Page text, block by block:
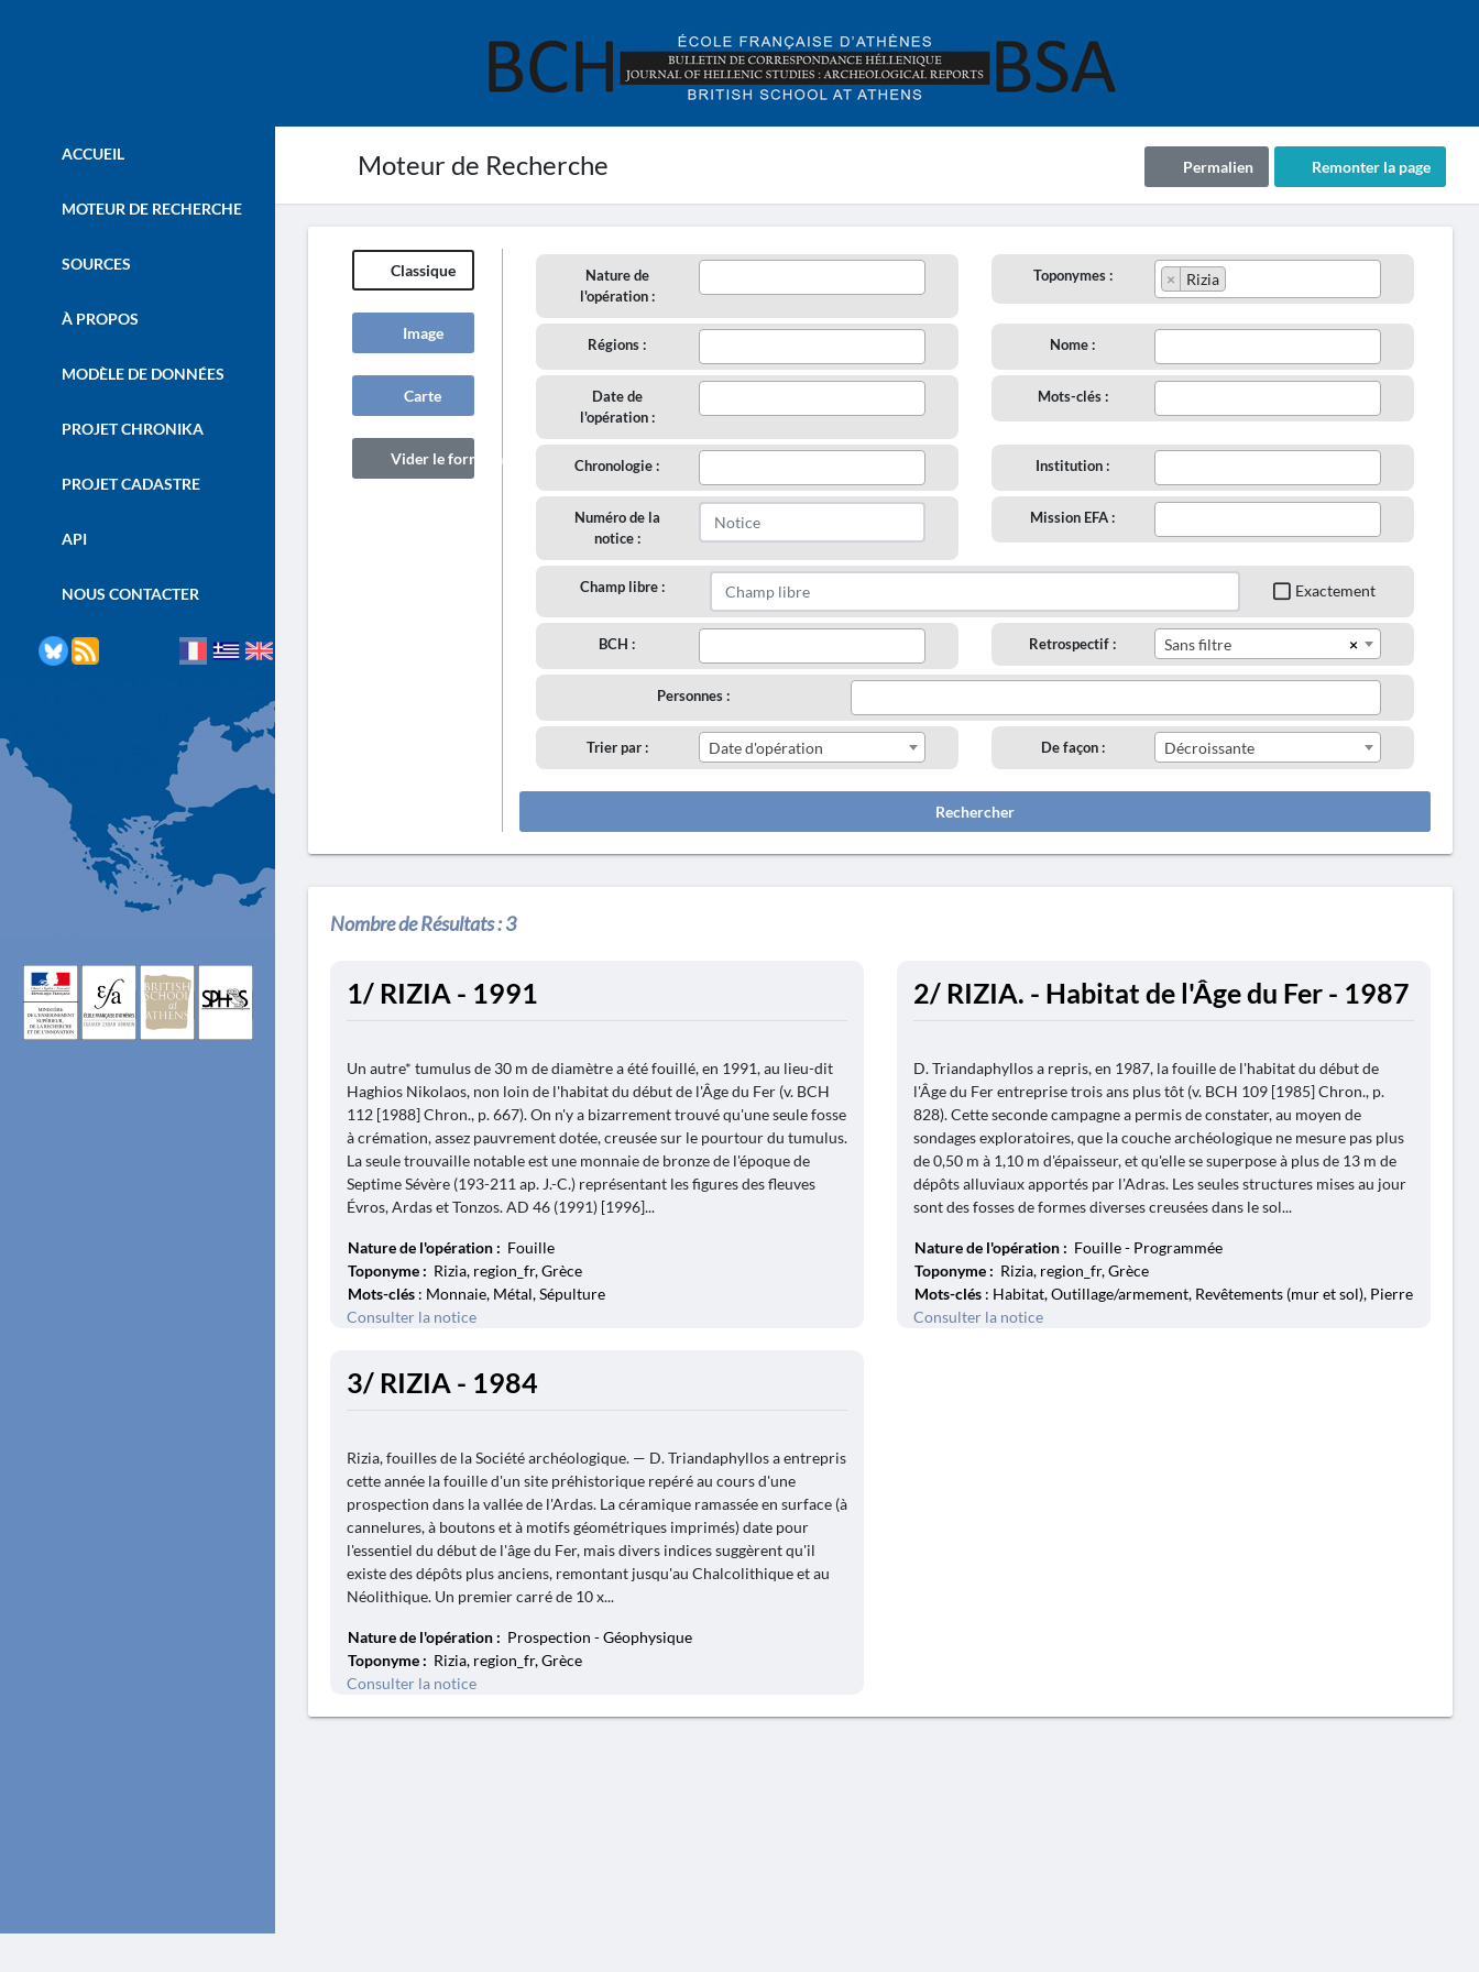
Moteur de Recherche Remonter la page
Permalien
ACCUEIL
MOTEUR DE RECHERCHE
SOURCES
À PROPOS
MODÈLE DE DONNÉES
PROJET CHRONIKA
PROJET CADASTRE
API
NOUS CONTACTER
Classique
Image
Carte
Vider le formulaire
Nature de
l'opération :
Toponymes : × Rizia
Régions : Nome :
Date de
l'opération :
Mots-clés :
Chronologie : Institution :
Numéro de la
notice :
Mission EFA :
Champ libre : Exactement
BCH : Retrospectif : ×
Sans filtre
Personnes :
Trier par : Date d'opération De façon : Décroissante
Rechercher
Nombre de Résultats :3
1/ RIZIA - 1991
Un autre* tumulus de 30 m de diamètre a été fouillé, en 1991, au lieu-dit
Haghios Nikolaos, non loin de l'habitat du début de l'Âge du Fer (v. BCH
112 [1988] Chron., p. 667). On n'y a bizarrement trouvé qu'une seule fosse
à crémation, assez pauvrement dotée, creusée sur le pourtour du tumulus.
La seule trouvaille notable est une monnaie de bronze de l'époque de
Septime Sévère (193-211 ap. J.-C.) représentant les figures des fleuves
Évros, Ardas et Tonzos. AD 46 (1991) [1996]...
Nature de l'opération : Fouille
Toponyme : Rizia, region_fr, Grèce
Mots-clés : Monnaie, Métal, Sépulture
Consulter la notice
2/ RIZIA. - Habitat de l'Âge du Fer - 1987
D. Triandaphyllos a repris, en 1987, la fouille de l'habitat du début de
l'Âge du Fer entreprise trois ans plus tôt (v. BCH 109 [1985] Chron., p.
828). Cette seconde campagne a permis de constater, au moyen de
sondages exploratoires, que la couche archéologique ne mesure pas plus
de 0,50 m à 1,10 m d'épaisseur, et qu'elle se superpose à plus de 13 m de
dépôts alluviaux apportés par l'Adras. Les seules structures mises au jour
sont des fosses de formes diverses creusées dans le sol...
Nature de l'opération : Fouille - Programmée
Toponyme : Rizia, region_fr, Grèce
Mots-clés : Habitat, Outillage/armement, Revêtements (mur et sol), Pierre
Consulter la notice
3/ RIZIA - 1984
Rizia, fouilles de la Société archéologique. — D. Triandaphyllos a entrepris
cette année la fouille d'un site préhistorique repéré au cours d'une
prospection dans la vallée de l'Ardas. La céramique ramassée en surface (à
cannelures, à boutons et à motifs géométriques imprimés) date pour
l'essentiel du début de l'âge du Fer, mais divers indices suggèrent qu'il
existe des dépôts plus anciens, remontant jusqu'au Chalcolithique et au
Néolithique. Un premier carré de 10 x...
Nature de l'opération : Prospection - Géophysique
Toponyme : Rizia, region_fr, Grèce
Consulter la notice